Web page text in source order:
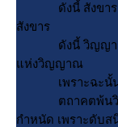
ดังนี้ สังขาร ดัง
สังขาร
ดังนี้ วิญญาณ ดั
ห่งวิญญาณ
เพราะฉะนั้น พ
ตถาคตพ้นวิเศษ
กำหนัด เพราะดับส